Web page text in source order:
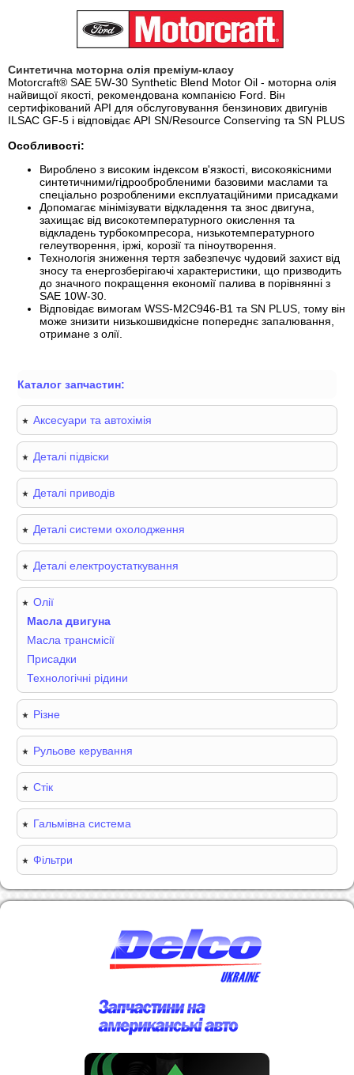
Синтетична моторна олія преміум-класу
Motorcraft® SAE 5W-30 Synthetic Blend Motor Oil - моторна олія
найвищої якості, рекомендована компанією Ford. Він
сертифікований API для обслуговування бензинових двигунів
ILSAC GF-5 і відповідає API SN/Resource Conserving та SN PLUS
Особливості:
Вироблено з високим індексом в'язкості, високоякісними
синтетичними/гідрообробленими базовими маслами та
спеціально розробленими експлуатаційними присадками
Допомагає мінімізувати відкладення та знос двигуна,
захищає від високотемпературного окислення та
відкладень турбокомпресора, низькотемпературного
гелеутворення, іржі, корозії та піноутворення.
Технологія зниження тертя забезпечує чудовий захист від
зносу та енергозберігаючі характеристики, що призводить
до значного покращення економії палива в порівнянні з
SAE 10W-30.
Відповідає вимогам WSS-M2C946-B1 та SN PLUS, тому він
може знизити низькошвидкісне попереднє запалювання,
отримане з олії.
Каталог запчастин:
Аксесуари та автохімія
Деталі підвіски
Деталі приводів
Деталі системи охолодження
Деталі електроустаткування
Олії
Масла двигуна
Масла трансмісії
Присадки
Технологічні рідини
Різне
Рульове керування
Стік
Гальмівна система
Фільтри